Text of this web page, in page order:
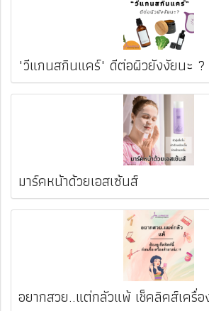
"วีแกนสกินแคร์" ดีต่อผิวยังงัยนะ ?
มาร์คหน้าด้วยเอสเซ้นส์
อยากสวย..แต่กลัวแพ้ เช็คลิคส์เครื่อ